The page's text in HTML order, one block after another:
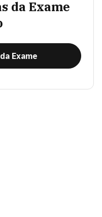
da Exame
Exame